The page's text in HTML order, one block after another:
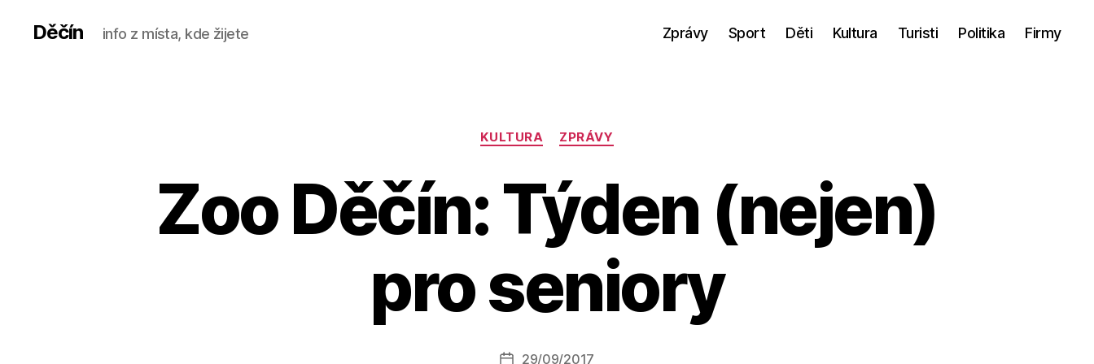
Děčín info z místa, kde žijete Zprávy Sport Děti Kultura Turisti Politika Firmy
Rubriky
KULTURA ZPRÁVY
Zoo Děčín: Týden (nejen)
pro seniory
Autor
u
a
Datum
29/09/2017